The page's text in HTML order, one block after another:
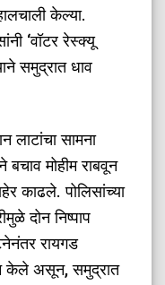
केल्या.
‘वॉटर रेस्क्यू
समुद्रात धाव
लाटांचा सामना
मोहीम राबवून
काढले. पोलिसांच्या
दोन निष्पाप
रायगड
केले असून, समुद्रात